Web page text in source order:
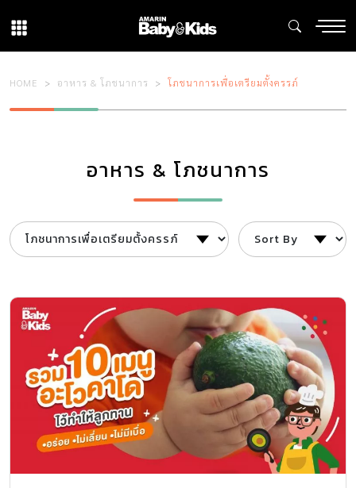
HOME อาหาร & โภชนาการ โภชนาการเพื่อเตรียมตั้งครรภ์
อาหาร & โภชนาการ